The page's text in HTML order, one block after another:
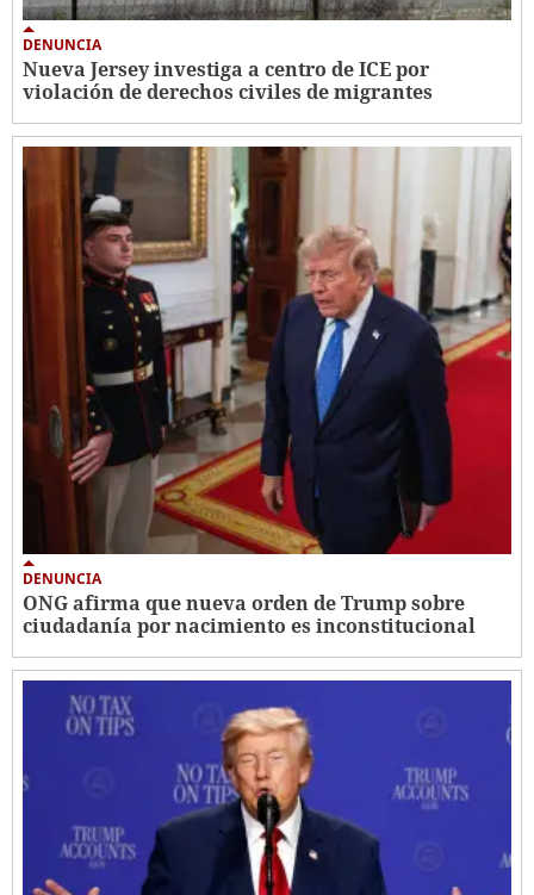
DENUNCIA
Nueva Jersey investiga a centro de ICE por
violación de derechos civiles de migrantes
DENUNCIA
ONG afirma que nueva orden de Trump sobre
ciudadanía por nacimiento es inconstitucional